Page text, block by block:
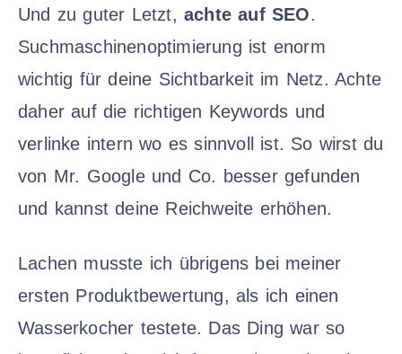
Und zu guter Letzt, achte auf SEO.
Suchmaschinenoptimierung ist enorm
wichtig für deine Sichtbarkeit im Netz. Achte
daher auf die richtigen Keywords und
verlinke intern wo es sinnvoll ist. So wirst du
von Mr. Google und Co. besser gefunden
und kannst deine Reichweite erhöhen.
Lachen musste ich übrigens bei meiner
ersten Produktbewertung, als ich einen
Wasserkocher testete. Das Ding war so